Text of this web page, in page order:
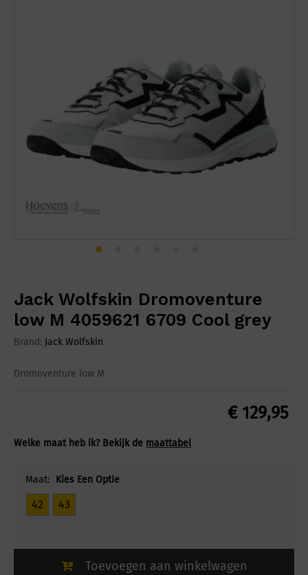
Jack Wolfskin Dromoventure
low M 4059621 6709 Cool grey
Brand: Jack Wolfskin
Dromoventure low M
€129,95
Welke maat heb ik? Bekijk de maattabel
Maat: Kies Een Optie
42 43
Toevoegen aan winkelwagen